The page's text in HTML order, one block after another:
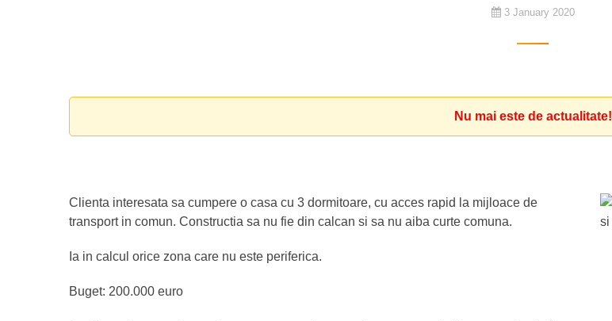
3 January 2020
Nu mai este de actualitate!
Clienta interesata sa cumpere o casa cu 3 dormitoare, cu acces rapid la mijloace de
transport in comun. Constructia sa nu fie din calcan si sa nu aiba curte comuna.
Ia in calcul orice zona care nu este periferica.
Buget: 200.000 euro